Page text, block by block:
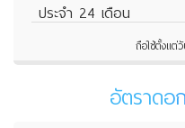
ประจำ 24 เดือน
ถือใช้ตั้งแต่
อัตราดอ